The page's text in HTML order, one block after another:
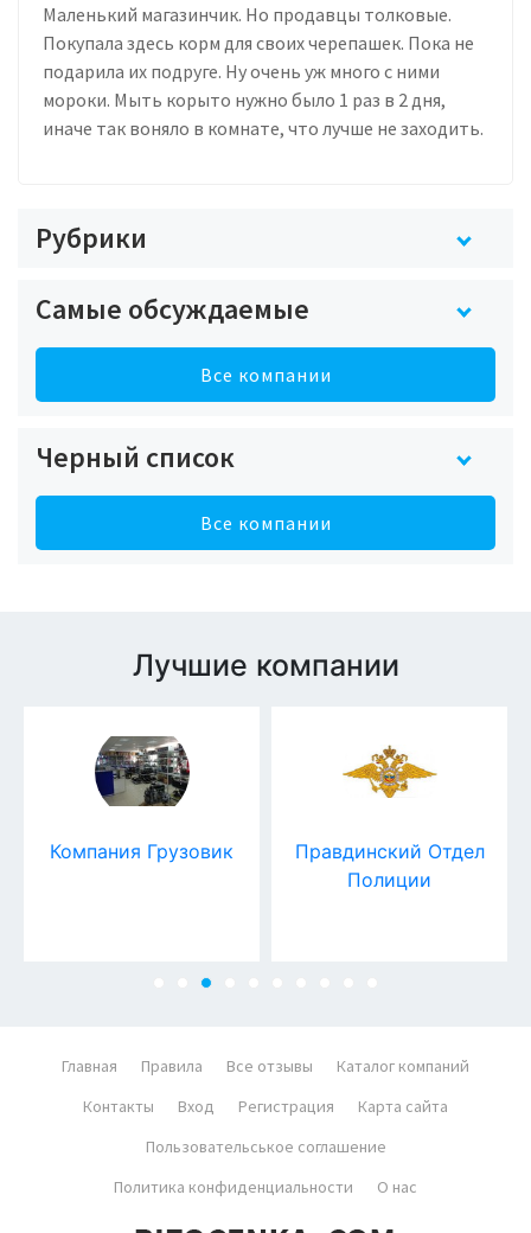
Маленький магазинчик. Но продавцы толковые.
Покупала здесь корм для своих черепашек. Пока не
подарила их подруге. Ну очень уж много с ними
мороки. Мыть корыто нужно было 1 раз в 2 дня,
иначе так воняло в комнате, что лучше не заходить.
Рубрики
Самые обсуждаемые
Все компании
Черный список
Все компании
Лучшие компании
Компания Грузовик
Правдинский Отдел
Полиции
Главная Правила Все отзывы
Каталог компаний
Контакты
Вход Регистрация
Карта сайта
Пользовательськое соглашение
Политика конфиденциальности
О нас